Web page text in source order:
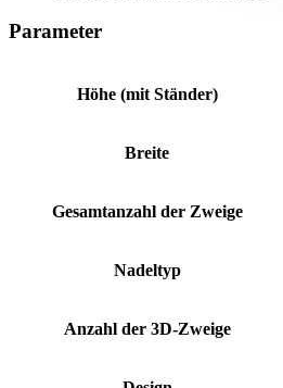
Parameter
Höhe (mit Ständer)
Breite
Gesamtanzahl der Zweige
Nadeltyp
Anzahl der 3D-Zweige